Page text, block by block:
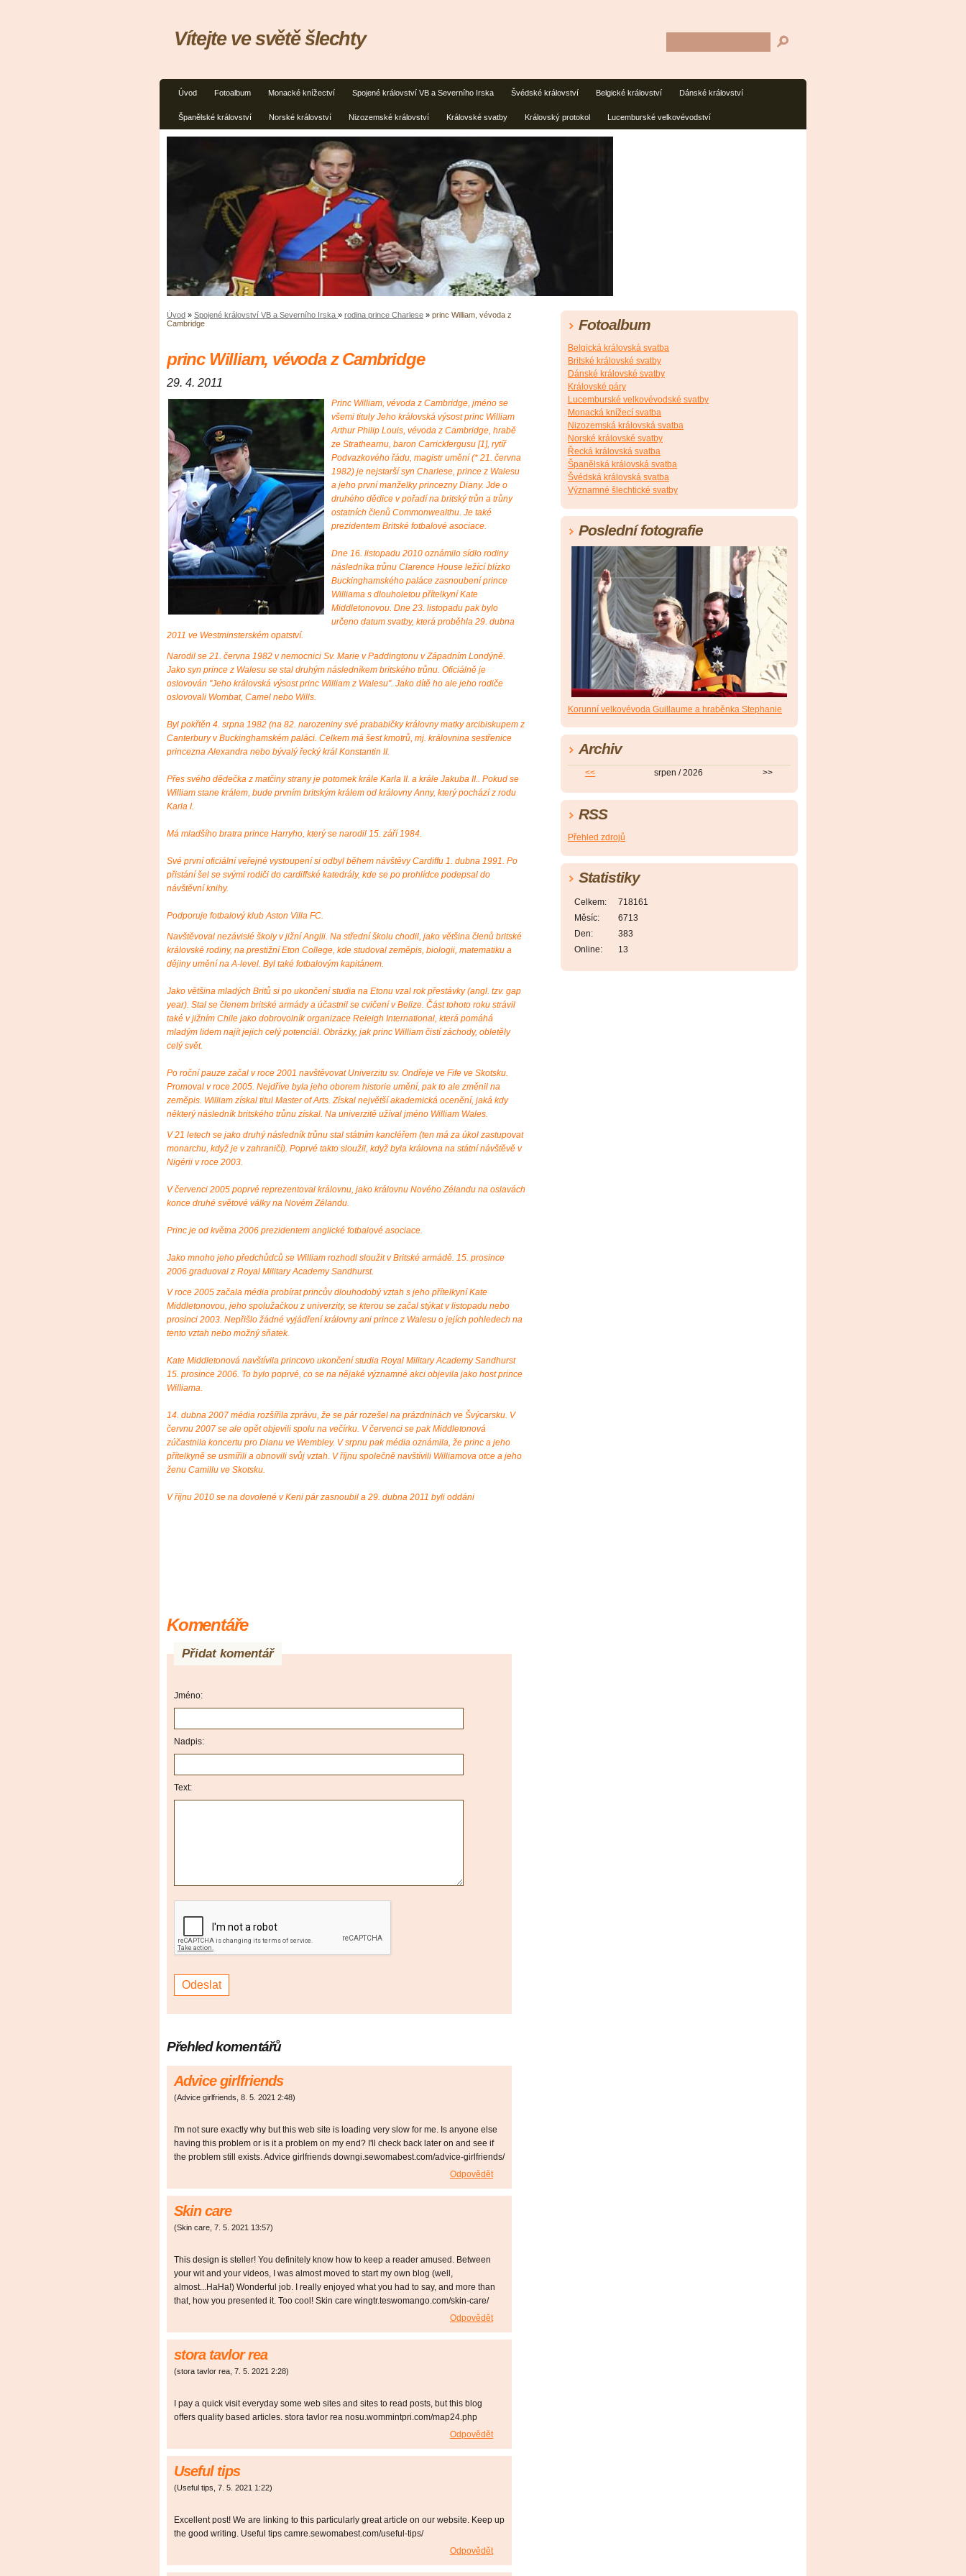
Úvod Fotoalbum Monacké knížectví Spojené království VB a Severního Irska Švédské království Belgické království Dánské království
Španělské království Norské království Nizozemské království Královské svatby Královský protokol Lucemburské velkovévodství
Vítejte ve světě šlechty
Úvod » Spojené království VB a Severního Irska » rodina prince Charlese » princ William, vévoda z
Cambridge
princ William, vévoda z Cambridge
29. 4. 2011
Princ William, vévoda z Cambridge, jméno se
všemi tituly Jeho královská výsost princ William
Arthur Philip Louis, vévoda z Cambridge, hrabě
ze Strathearnu, baron Carrickfergusu [1], rytíř
Podvazkového řádu, magistr umění (* 21. června
1982) je nejstarší syn Charlese, prince z Walesu
a jeho první manželky princezny Diany. Jde o
druhého dědice v pořadí na britský trůn a trůny
ostatních členů Commonwealthu. Je také
prezidentem Britské fotbalové asociace.
Dne 16. listopadu 2010 oznámilo sídlo rodiny
následníka trůnu Clarence House ležící blízko
Buckinghamského paláce zasnoubení prince
Williama s dlouholetou přítelkyní Kate
Middletonovou. Dne 23. listopadu pak bylo
určeno datum svatby, která proběhla 29. dubna
2011 ve Westminsterském opatství.
Narodil se 21. června 1982 v nemocnici Sv. Marie v Paddingtonu v Západním Londýně.
Jako syn prince z Walesu se stal druhým následníkem britského trůnu. Oficiálně je
oslovován "Jeho královská výsost princ William z Walesu". Jako dítě ho ale jeho rodiče
oslovovali Wombat, Camel nebo Wills.
Byl pokřtěn 4. srpna 1982 (na 82. narozeniny své prababičky královny matky arcibiskupem z
Canterbury v Buckinghamském paláci. Celkem má šest kmotrů, mj. královnina sestřenice
princezna Alexandra nebo bývalý řecký král Konstantin II.
Přes svého dědečka z matčiny strany je potomek krále Karla II. a krále Jakuba II.. Pokud se
William stane králem, bude prvním britským králem od královny Anny, který pochází z rodu
Karla I.
Má mladšího bratra prince Harryho, který se narodil 15. září 1984.
Své první oficiální veřejné vystoupení si odbyl během návštěvy Cardiffu 1. dubna 1991. Po
přistání šel se svými rodiči do cardiffské katedrály, kde se po prohlídce podepsal do
návštěvní knihy.
Podporuje fotbalový klub Aston Villa FC.
Navštěvoval nezávislé školy v jižní Anglii. Na střední školu chodil, jako většina členů britské
královské rodiny, na prestižní Eton College, kde studoval zeměpis, biologii, matematiku a
dějiny umění na A-level. Byl také fotbalovým kapitánem.
Jako většina mladých Britů si po ukončení studia na Etonu vzal rok přestávky (angl. tzv. gap
year). Stal se členem britské armády a účastnil se cvičení v Belize. Část tohoto roku strávil
také v jižním Chile jako dobrovolník organizace Releigh International, která pomáhá
mladým lidem najít jejich celý potenciál. Obrázky, jak princ William čistí záchody, obletěly
celý svět.
Po roční pauze začal v roce 2001 navštěvovat Univerzitu sv. Ondřeje ve Fife ve Skotsku.
Promoval v roce 2005. Nejdříve byla jeho oborem historie umění, pak to ale změnil na
zeměpis. William získal titul Master of Arts. Získal největší akademická ocenění, jaká kdy
některý následník britského trůnu získal. Na univerzitě užíval jméno William Wales.
V 21 letech se jako druhý následník trůnu stal státním kancléřem (ten má za úkol zastupovat
monarchu, když je v zahraničí). Poprvé takto sloužil, když byla královna na státní návštěvě v
Nigérii v roce 2003.
V červenci 2005 poprvé reprezentoval královnu, jako královnu Nového Zélandu na oslavách
konce druhé světové války na Novém Zélandu.
Princ je od května 2006 prezidentem anglické fotbalové asociace.
Jako mnoho jeho předchůdců se William rozhodl sloužit v Britské armádě. 15. prosince
2006 graduoval z Royal Military Academy Sandhurst.
V roce 2005 začala média probírat princův dlouhodobý vztah s jeho přítelkyní Kate
Middletonovou, jeho spolužačkou z univerzity, se kterou se začal stýkat v listopadu nebo
prosinci 2003. Nepřišlo žádné vyjádření královny ani prince z Walesu o jejích pohledech na
tento vztah nebo možný sňatek.
Kate Middletonová navštívila princovo ukončení studia Royal Military Academy Sandhurst
15. prosince 2006. To bylo poprvé, co se na nějaké významné akci objevila jako host prince
Williama.
14. dubna 2007 média rozšířila zprávu, že se pár rozešel na prázdninách ve Švýcarsku. V
červnu 2007 se ale opět objevili spolu na večírku. V červenci se pak Middletonová
zúčastnila koncertu pro Dianu ve Wembley. V srpnu pak média oznámila, že princ a jeho
přítelkyně se usmířili a obnovili svůj vztah. V říjnu společně navštívili Williamova otce a jeho
ženu Camillu ve Skotsku.
V říjnu 2010 se na dovolené v Keni pár zasnoubil a 29. dubna 2011 byli oddáni
Komentáře
Přidat komentář
Jméno:
Nadpis:
Text:
Přehled komentářů
Advice girlfriends
(Advice girlfriends 8. 5. 2021 2:48)
I'm not sure exactly why but this web site is loading very slow for me. Is anyone else
having this problem or is it a problem on my end? I'll check back later on and see if
the problem still exists. Advice girlfriends downgi.sewomabest.com/advice-girlfriends/
Odpovědět
Skin care
(Skin care 7. 5. 2021 13:57)
This design is steller! You definitely know how to keep a reader amused. Between
your wit and your videos, I was almost moved to start my own blog (well,
almost...HaHa!) Wonderful job. I really enjoyed what you had to say, and more than
that, how you presented it. Too cool! Skin care wingtr.teswomango.com/skin-care/
Odpovědět
stora tavlor rea
(stora tavlor rea 7. 5. 2021 2:28)
I pay a quick visit everyday some web sites and sites to read posts, but this blog
offers quality based articles. stora tavlor rea nosu.wommintpri.com/map24.php
Odpovědět
Useful tips
(Useful tips 7. 5. 2021 1:22)
Excellent post! We are linking to this particularly great article on our website. Keep up
the good writing. Useful tips camre.sewomabest.com/useful-tips/
Odpovědět
Fotoalbum
Belgická královská svatba
Britské královské svatby
Dánské královské svatby
Královské páry
Lucemburské velkovévodské svatby
Monacká knížecí svatba
Nizozemská královská svatba
Norské královské svatby
Řecká královská svatba
Španělská královská svatba
Švédská královská svatba
Významné šlechtické svatby
Poslední fotografie
Korunní velkovévoda Guillaume a hraběnka Stephanie
Archiv
<< srpen / 2026 >>
RSS
Přehled zdrojů
Statistiky
Online: 13
Celkem:
718161
Měsíc:
6713
Den:
383